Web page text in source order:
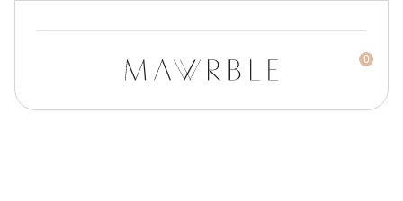
Mawrble
0